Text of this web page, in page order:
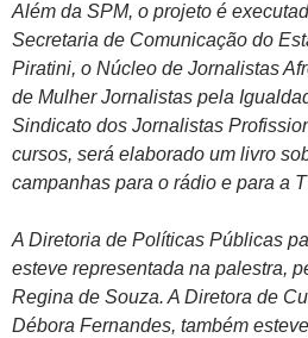
Além da SPM, o projeto é
Secretaria de Comunicação do
Piratini, o Núcleo de Jornalistas
de Mulher Jornalistas pela
Sindicato dos Jornalistas
cursos, será elaborado um livro
campanhas para o rádio e para a
A Diretoria de Políticas Públicas
esteve representada na palestra,
Regina de Souza. A Diretora de
Débora Fernandes, também